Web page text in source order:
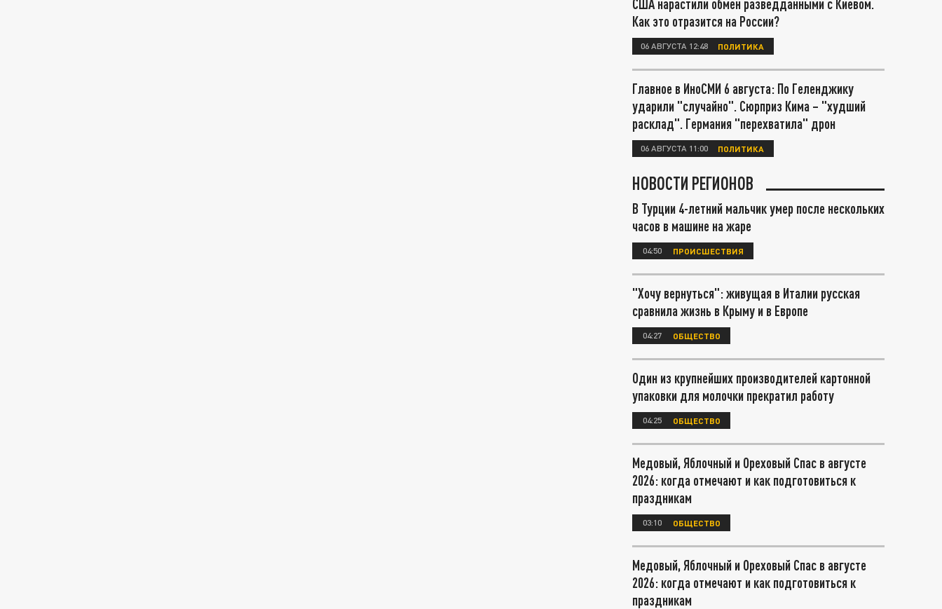
США нарастили обмен разведданными с Киевом.
Как это отразится на России?
06 АВГУСТА 12:48 ПОЛИТИКА
Главное в ИноСМИ 6 августа: По Геленджику
ударили "случайно". Сюрприз Кима – "худший
расклад". Германия "перехватила" дрон
06 АВГУСТА 11:00 ПОЛИТИКА
НОВОСТИ РЕГИОНОВ
В Турции 4-летний мальчик умер после нескольких
часов в машине на жаре
04:50 ПРОИСШЕСТВИЯ
"Хочу вернуться": живущая в Италии русская
сравнила жизнь в Крыму и в Европе
04:27 ОБЩЕСТВО
Один из крупнейших производителей картонной
упаковки для молочки прекратил работу
04:25 ОБЩЕСТВО
Медовый, Яблочный и Ореховый Спас в августе
2026: когда отмечают и как подготовиться к
праздникам
03:10 ОБЩЕСТВО
Медовый, Яблочный и Ореховый Спас в августе
2026: когда отмечают и как подготовиться к
праздникам